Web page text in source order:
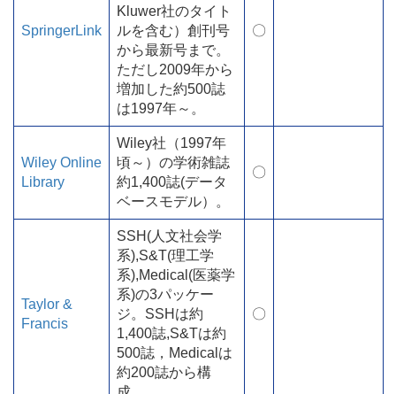
SpringerLink
Kluwer社のタイト
ルを含む）創刊号
から最新号まで。
ただし2009年から
増加した約500誌
は1997年～。
〇
Wiley Online
Library
Wiley社（1997年
頃～）の学術雑誌
約1,400誌(データ
ベースモデル）。
〇
Taylor &
Francis
SSH(人文社会学
系),S&T(理工学
系),Medical(医薬学
系)の3パッケー
ジ。SSHは約
1,400誌,S&Tは約
500誌，Medicalは
約200誌から構
〇